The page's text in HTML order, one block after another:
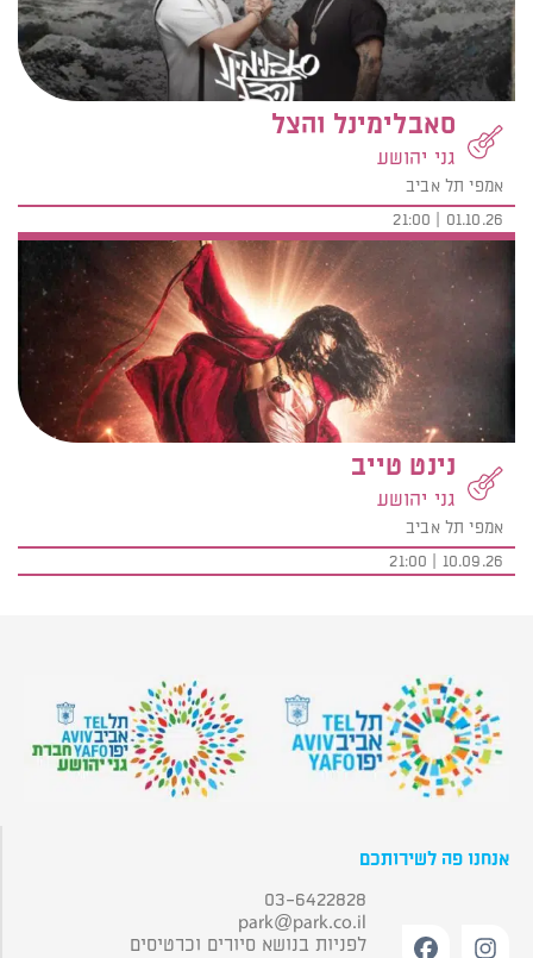
סאבלימינל והצל
גני יהושע
אמפי תל אביב
01.10.26 | 21:00
נינט טייב
גני יהושע
אמפי תל אביב
10.09.26 | 21:00
אנחנו פה לשירותכם
03-6422828
park@park.co.il
לפניות בנושא סיורים וכרטיסים